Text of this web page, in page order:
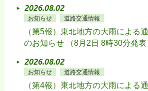
2026.08.02
お知らせ 道路交通情報
（第5報）東北地方の大雨による
のお知らせ （8月2日 8時30分発表
2026.08.02
お知らせ 道路交通情報
（第4報）東北地方の大雨による